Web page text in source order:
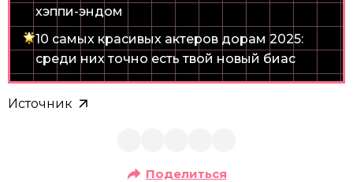
хэппи-эндом
10 самых красивых актеров дорам 2025:
среди них точно есть твой новый биас
Источник
Поделиться